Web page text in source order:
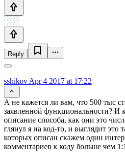
Reply
sshikov Apr 4 2017 at 17:22
А не кажется ли вам, что 500 тыс
заявленной функциональности? И
описание способа, как они это
глянул я на код-то, и выглядит это
которых описан скажем один
комментариев к коду больше чем